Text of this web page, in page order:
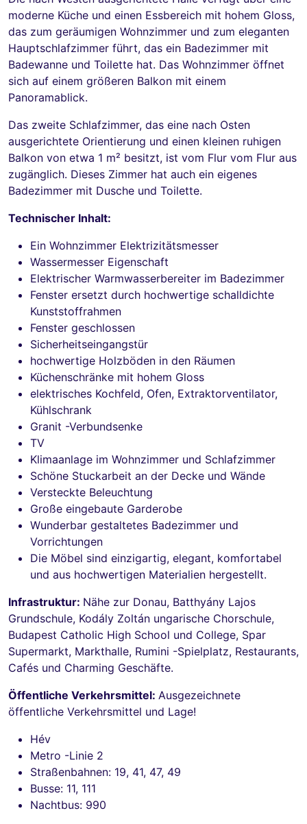
moderne Küche und einen Essbereich mit hohem Gloss,
das zum geräumigen Wohnzimmer und zum eleganten
Hauptschlafzimmer führt, das ein Badezimmer mit
Badewanne und Toilette hat. Das Wohnzimmer öffnet
sich auf einem größeren Balkon mit einem
Panoramablick.
Das zweite Schlafzimmer, das eine nach Osten
ausgerichtete Orientierung und einen kleinen ruhigen
Balkon von etwa 1 m² besitzt, ist vom Flur vom Flur aus
zugänglich. Dieses Zimmer hat auch ein eigenes
Badezimmer mit Dusche und Toilette.
Technischer Inhalt:
Ein Wohnzimmer Elektrizitätsmesser
Wassermesser Eigenschaft
Elektrischer Warmwasserbereiter im Badezimmer
Fenster ersetzt durch hochwertige schalldichte
Kunststoffrahmen
Fenster geschlossen
Sicherheitseingangstür
hochwertige Holzböden in den Räumen
Küchenschränke mit hohem Gloss
elektrisches Kochfeld, Ofen, Extraktorventilator,
Kühlschrank
Granit -Verbundsenke
TV
Klimaanlage im Wohnzimmer und Schlafzimmer
Schöne Stuckarbeit an der Decke und Wände
Versteckte Beleuchtung
Große eingebaute Garderobe
Wunderbar gestaltetes Badezimmer und
Vorrichtungen
Die Möbel sind einzigartig, elegant, komfortabel
und aus hochwertigen Materialien hergestellt.
Infrastruktur: Nähe zur Donau, Batthyány Lajos
Grundschule, Kodály Zoltán ungarische Chorschule,
Budapest Catholic High School und College, Spar
Supermarkt, Markthalle, Rumini -Spielplatz, Restaurants,
Cafés und Charming Geschäfte.
Öffentliche Verkehrsmittel: Ausgezeichnete
öffentliche Verkehrsmittel und Lage!
Hév
Metro -Linie 2
Straßenbahnen: 19, 41, 47, 49
Busse: 11, 111
Nachtbus: 990